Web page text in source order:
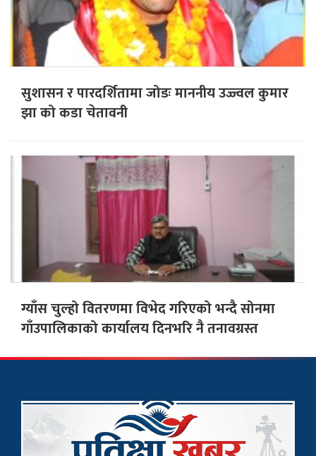
सुशासन र पारदर्शितामा जोडः माननीय उज्ज्वल कुमार
झा को कडा चेतावनी
ग्याँस चुल्हो वितरणमा विभेद गरिएको भन्दै सोनमा
गाँउपालिकाको कार्यालय दिनभरि नै तनावग्रस्त